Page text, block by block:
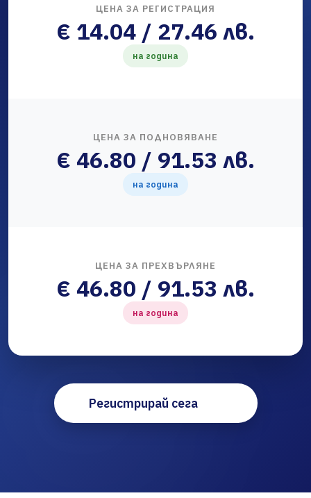
ЦЕНА ЗА РЕГИСТРАЦИЯ
€ 14.04 / 27.46 лв.
на година
ЦЕНА ЗА ПОДНОВЯВАНЕ
€ 46.80 / 91.53 лв.
на година
ЦЕНА ЗА ПРЕХВЪРЛЯНЕ
€ 46.80 / 91.53 лв.
на година
Регистрирай сега